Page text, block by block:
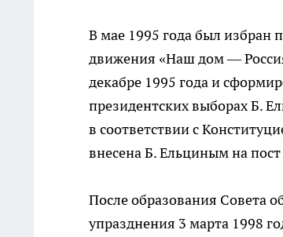
В мае 1995 года был избран
движения «Наш дом —
декабре 1995 года и
президентских выборах Б.
в соответствии с
внесена Б. Ельциным на
После образования Совета
упразднения 3 марта 1998